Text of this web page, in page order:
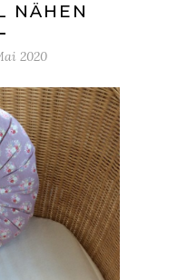
NÄHEN
2020